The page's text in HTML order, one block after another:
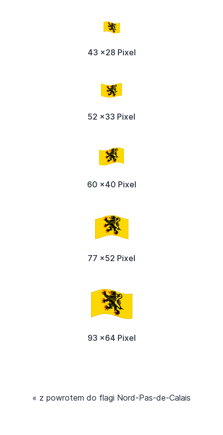
43 x28 Pixel
52 x33 Pixel
60 x40 Pixel
77 x52 Pixel
93 x64 Pixel
« z powrotem do flagi Nord-Pas-de-Calais